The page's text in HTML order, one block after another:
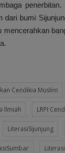
dari bumi
mencerahkan
Cendikia Muslim
Ilmiah LRPI
LiterasiSijunjung
Literasi